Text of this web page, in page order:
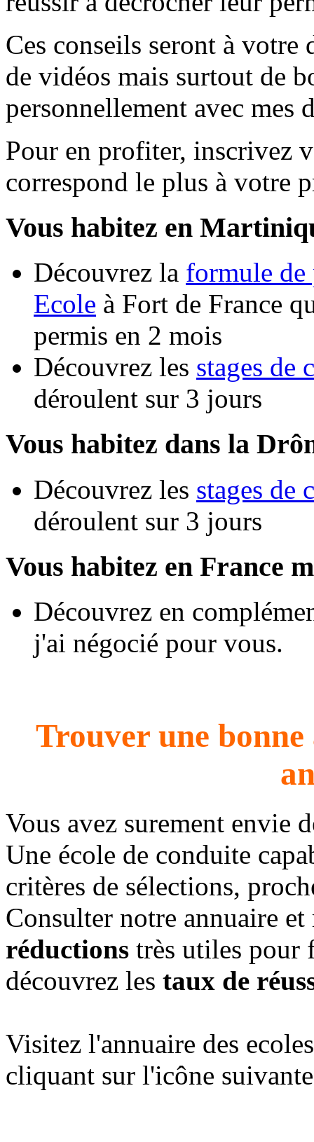
Ces conseils seront à
de vidéos mais surtout de
personnellement avec mes
Pour en profiter, inscrivez
correspond le plus à votre
Vous habitez en
Découvrez la formule de
Ecole à Fort de France
permis en 2 mois
Découvrez les stages de
déroulent sur 3 jours
Vous habitez dans la
Découvrez les stages de
déroulent sur 3 jours
Vous habitez en France
Découvrez en
j'ai négocié pour vous.
Trouver une
Vous avez surement envie
Une école de conduite
critères de sélections,
Consulter notre annuaire
réductions très utiles pour
découvrez les taux de
Visitez l'annuaire des
cliquant sur l'icône